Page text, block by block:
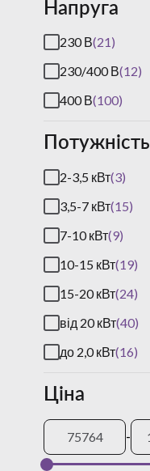
Напруга
230 В(21)
230/400 В(12)
400 В(100)
Потужність
2-3,5 кВт(3)
3,5-7 кВт(15)
7-10 кВт(9)
10-15 кВт(19)
15-20 кВт(24)
від 20 кВт(40)
до 2,0 кВт(16)
Ціна
-